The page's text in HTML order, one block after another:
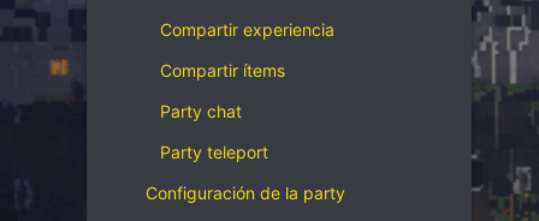
Compartir experiencia
Compartir ítems
Party chat
Party teleport
Configuración de la party